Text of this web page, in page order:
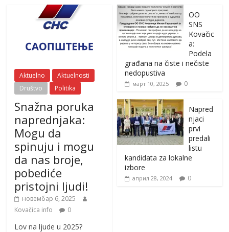
Aktuelno
Aktuelnosti
Društvo
Politika
Snažna poruka
naprednjaka:
Mogu da
spinuju i mogu
da nas broje,
pobediće
pristojni ljudi!
новембар 6, 2025
Kovačica info
0
Lov na ljude u 2025?
OO
SNS
Kovačic
a:
Podela
građana na čiste i nečiste
nedopustiva
март 10, 2025 0
Napred
njaci
prvi
predali
listu
kandidata za lokalne
izbore
април 28, 2024 0